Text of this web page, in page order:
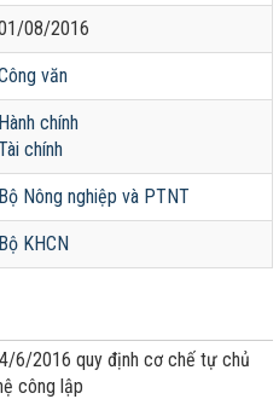
08/2016
văn
Hành chính
chính
Bộ Nông nghiệp và PTNT
Bộ KHCN
6/2016 quy định cơ chế tự chủ
công lập